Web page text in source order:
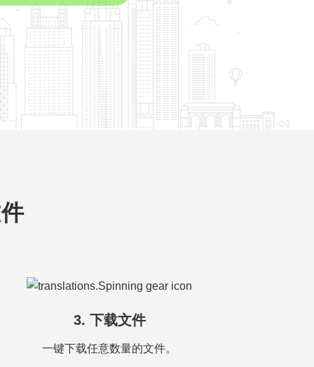
3. 下载文件
一键下载任意数量的文件。